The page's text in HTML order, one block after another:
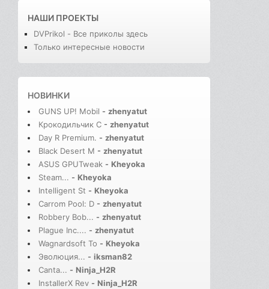
НАШИ ПРОЕКТЫ
DVPrikol - Все приколы здесь
Только интересные новости
НОВИНКИ
GUNS UP! Mobil - zhenyatut
Крокодильчик С - zhenyatut
Day R Premium. - zhenyatut
Black Desert M - zhenyatut
ASUS GPUTweak - Kheyoka
Steam... - Kheyoka
Intelligent St - Kheyoka
Carrom Pool: D - zhenyatut
Robbery Bob... - zhenyatut
Plague Inc.... - zhenyatut
Wagnardsoft To - Kheyoka
Эволюция... - iksman82
Canta... - Ninja_H2R
InstallerX Rev - Ninja_H2R